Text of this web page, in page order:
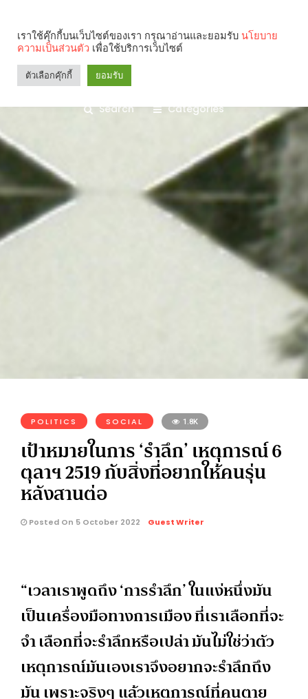
Search Categories
คุณกำลังอ่าน:
POLITICS SOCIAL 1.8K
เป้าหมายในการ ‘รำลึก’ เหตุการณ์ 6
ตุลาฯ 2519 กับสิ่งที่อยากให้คนรุ่น
หลังสานต่อ
Posted On 5 October 2022 Guest Writer
“เวลาเราพูดถึง ‘การรำลึก’ ในแง่หนึ่งมัน
เป็นเครื่องมือทางการเมือง ที่เราเลือกที่จะ
จำ เลือกที่จะรำลึกหรือเปล่า มันไม่ใช่ว่าตัว
เหตุการณ์มันเองเราจึงอยากจะรำลึกถึง
มัน เพราะจริงๆ แล้วเหตุการณ์ที่คนตาย
เราใช้คุ๊กกี้บนเว็บไซต์ของเรา กรุณาอ่านและยอมรับ นโยบาย
ความเป็นส่วนตัว เพื่อใช้บริการเว็บไซต์
ตัวเลือกคุ๊กกี้ ยอมรับ